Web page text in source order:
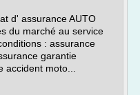
d' assurance AUTO
du marché au service
: assurance
garantie
moto...